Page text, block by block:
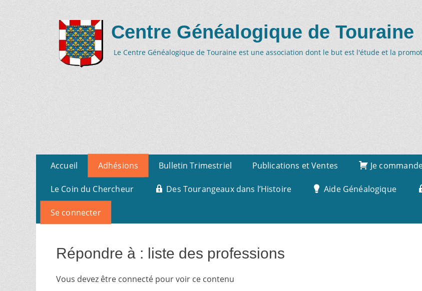
Centre Généalogique de Touraine
Le Centre Généalogique de Touraine est une association dont le but est l'étude et la
Menu
primaire
contenu
Accueil Adhésions Bulletin Trimestriel Publications et Ventes Je
Le Coin du Chercheur Des Tourangeaux dans l’Histoire Aide Généalogique
Se connecter
Répondre à : liste des professions
Vous devez être connecté pour voir ce contenu